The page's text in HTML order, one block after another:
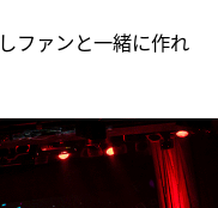
ファンと一緒に作れ